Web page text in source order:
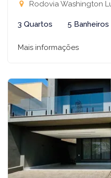
Rodovia Washington Luís, 445 -
3 Quartos 5 Banheiros
Mais informações